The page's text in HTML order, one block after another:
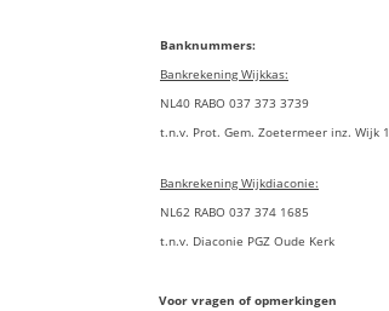
Banknummers:
Bankrekening Wijkkas:
NL40 RABO 037 373 3739
t.n.v. Prot. Gem. Zoetermeer inz. Wijk 1
Bankrekening Wijkdiaconie:
NL62 RABO 037 374 1685
t.n.v. Diaconie PGZ Oude Kerk
Voor vragen of opmerkingen